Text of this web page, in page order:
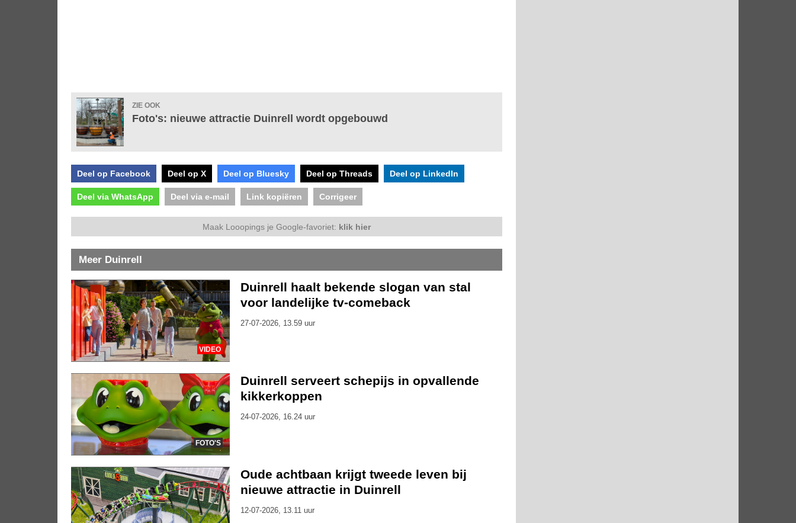
ZIE OOK
Foto's: nieuwe attractie Duinrell wordt opgebouwd
Deel op Facebook Deel op X Deel op Bluesky Deel op Threads Deel op LinkedIn
Deel via WhatsApp Deel via e-mail Link kopiëren Corrigeer
Maak Looopings je Google-favoriet: klik hier
Meer Duinrell
VIDEO
Duinrell haalt bekende slogan van stal
voor landelijke tv-comeback
27-07-2026, 13.59 uur
FOTO'S
Duinrell serveert schepijs in opvallende
kikkerkoppen
24-07-2026, 16.24 uur
Oude achtbaan krijgt tweede leven bij
nieuwe attractie in Duinrell
12-07-2026, 13.11 uur